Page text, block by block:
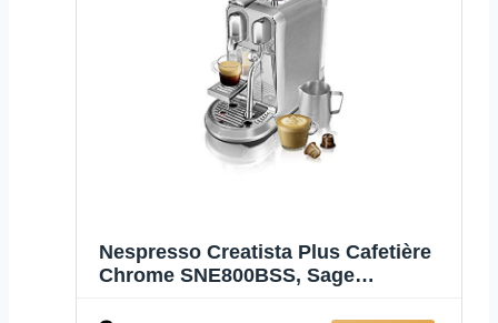
Nespresso Creatista Plus Cafetière
Chrome SNE800BSS, Sage